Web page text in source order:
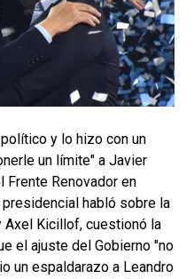
y lo hizo con un
un límite" a Javier
Frente Renovador en
habló sobre la
Axel Kicillof, cuestionó la
el ajuste del Gobierno "no
un espaldarazo a Leandro